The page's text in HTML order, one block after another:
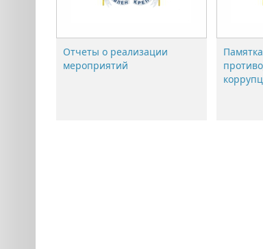
Отчеты о реализации
мероприятий